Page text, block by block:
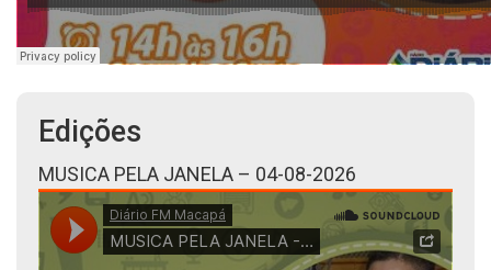
Edições
MUSICA PELA JANELA – 04-08-2026